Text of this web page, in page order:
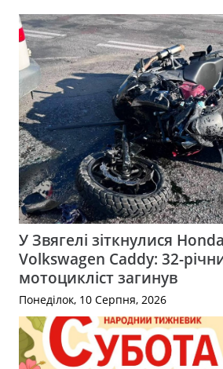
У Звягелі зіткнулися
Volkswagen Caddy: 32-
мотоцикліст загинув
Понеділок, 10 Серпня, 2026